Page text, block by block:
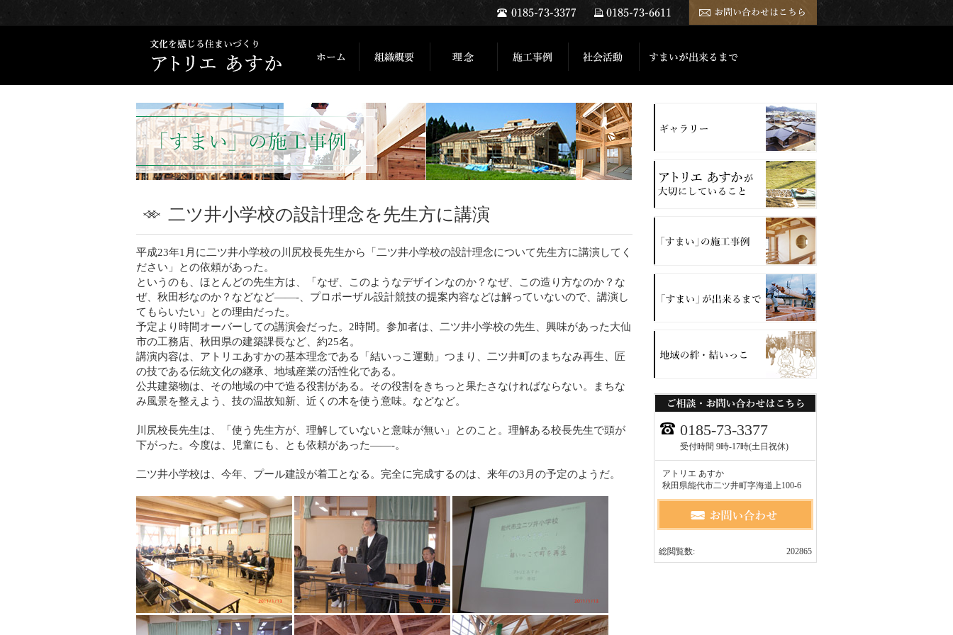
二ツ井小学校の設計理念を先生方に講演
平成23年1月に二ツ井小学校の川尻校長先生から「二ツ井小学校の設計理念について先生方に講演してく
ださい」との依頼があった。
というのも、ほとんどの先生方は、「なぜ、このようなデザインなのか？なぜ、この造り方なのか？な
ぜ、秋田杉なのか？などなど——-、プロポーザル設計競技の提案内容などは解っていないので、講演し
てもらいたい」との理由だった。
予定より時間オーバーしての講演会だった。2時間。参加者は、二ツ井小学校の先生、興味があった大仙
市の工務店、秋田県の建築課長など、約25名。
講演内容は、アトリエあすかの基本理念である「結いっこ運動」つまり、二ツ井町のまちなみ再生、匠
の技である伝統文化の継承、地域産業の活性化である。
公共建築物は、その地域の中で造る役割がある。その役割をきちっと果たさなければならない。まちな
み風景を整えよう、技の温故知新、近くの木を使う意味。などなど。
川尻校長先生は、「使う先生方が、理解していないと意味が無い」とのこと。理解ある校長先生で頭が
下がった。今度は、児童にも、とも依頼があった——-。
二ツ井小学校は、今年、プール建設が着工となる。完全に完成するのは、来年の3月の予定のようだ。
0185-73-3377
受付時間 9時-17時(土日祝休)
アトリエ あすか
秋田県能代市二ツ井町字海道上100-6
202865
総閲覧数: